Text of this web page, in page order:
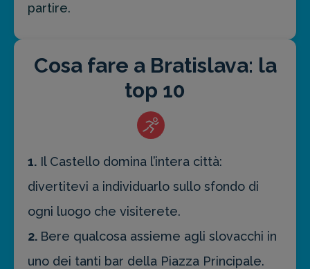
partire.
Cosa fare a Bratislava: la
top 10
1. Il Castello domina l’intera città:
divertitevi a individuarlo sullo sfondo di
ogni luogo che visiterete.
2. Bere qualcosa assieme agli slovacchi in
uno dei tanti bar della Piazza Principale.